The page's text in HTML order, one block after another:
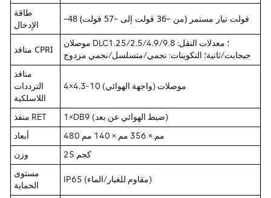
طاقة
الإدخال
–48 فولت تيار مستمر (من –36 فولت إلى –57 فولت)
منافذ CPRI
موصلان DLC؛ معدلات النقل: 1.25/2.5/4.9/9.8
جيجابت/ثانية؛ التكوينات: نجمي/متسلسل/نجمي مزدوج
منافذ
الترددات
اللاسلكية
4×4.3-10 موصلات (واجهة الهوائي)
منفذ RET
1×DB9 (ضبط الهوائي عن بعد)
أبعاد
480 مم × 356 مم × 140 مم
وزن
25 كجم
مستوى
الحماية
IP65 (مقاوم للغبار/الماء)